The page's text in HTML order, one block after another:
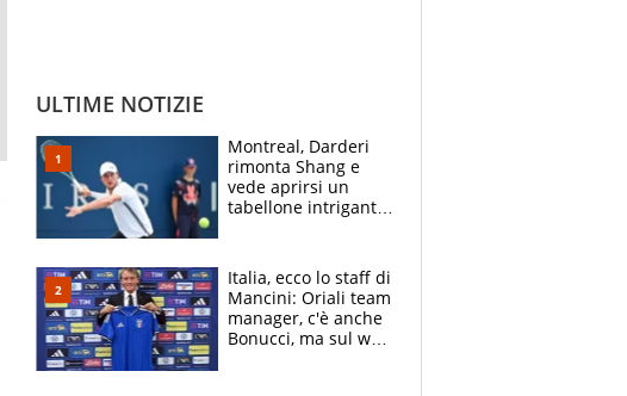
ULTIME NOTIZIE
Montreal, Darderi
rimonta Shang e
vede aprirsi un
tabellone intrigante:
felice del mio livello"
Italia, ecco lo staff di
Mancini: Oriali team
manager, c'è anche
Bonucci, ma sul web